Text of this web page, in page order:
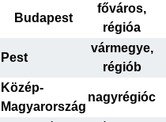
Budapest
főváros,
régióa
Pest
vármegye,
régiób
Közép-
Magyarország
nagyrégióc